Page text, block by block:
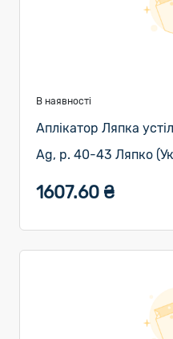
В наявності
Аплікатор Ляпка
Ag, р. 40-43 Ляпко
1607.60 ₴